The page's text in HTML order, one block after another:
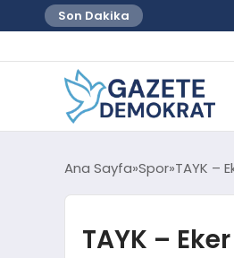
Son Dakika
Ana Sayfa Spor TAYK –
TAYK –